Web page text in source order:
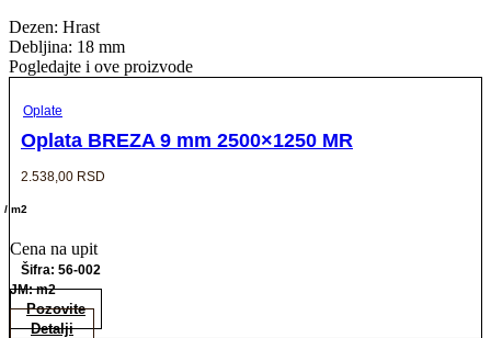
Dezen: Hrast
Debljina: 18 mm
Pogledajte i ove proizvode
Oplate
Oplata BREZA 9 mm 2500×1250 MR
2.538,00 RSD
/ m2
Cena na upit
Šifra: 56-002
JM: m2
Pozovite
Detalji